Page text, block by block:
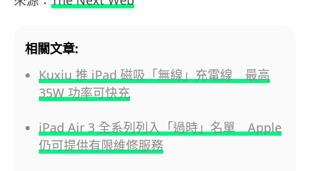
相關文章:
Kuxiu 推 iPad 磁吸「無線」充電線 最高
35W 功率可快充
iPad Air 3 全系列列入「過時」名單 Apple
仍可提供有限維修服務